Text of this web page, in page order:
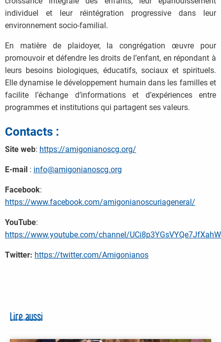
individuel et leur réintégration progressive dans leur
environnement socio-familial.
En matière de plaidoyer, la congrégation œuvre pour
promouvoir et défendre les droits de l’enfant, en répondant à
leurs besoins biologiques, éducatifs, sociaux et spirituels.
Elle dynamise le développement humain dans les familles et
facilite l’échange d’informations et d’expériences entre
programmes et institutions qui partagent ses valeurs.
Contacts :
Site web: https://amigonianoscg.org/
E-mail : info@amigonianoscg.org
Facebook:
https://www.facebook.com/amigonianoscuriageneral/
YouTube:
https://www.youtube.com/channel/
Twitter: https://twitter.com/Amigonianos
Lire aussi